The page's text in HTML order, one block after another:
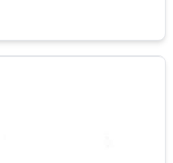
с плавным
и соосный
прожектор 70Вт,
Производство более 11
Затирочные
Модель
Назначение - Для
мощность, кВт -